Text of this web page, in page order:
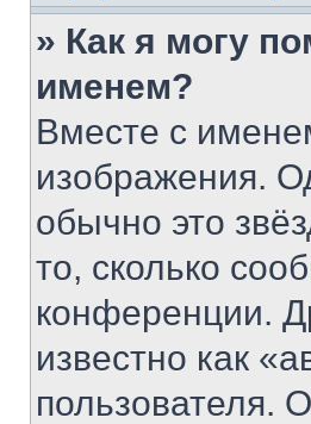
» Как я могу
именем?
Вместе с
изображения.
обычно это
то, сколько
конференции.
известно как
пользователя.